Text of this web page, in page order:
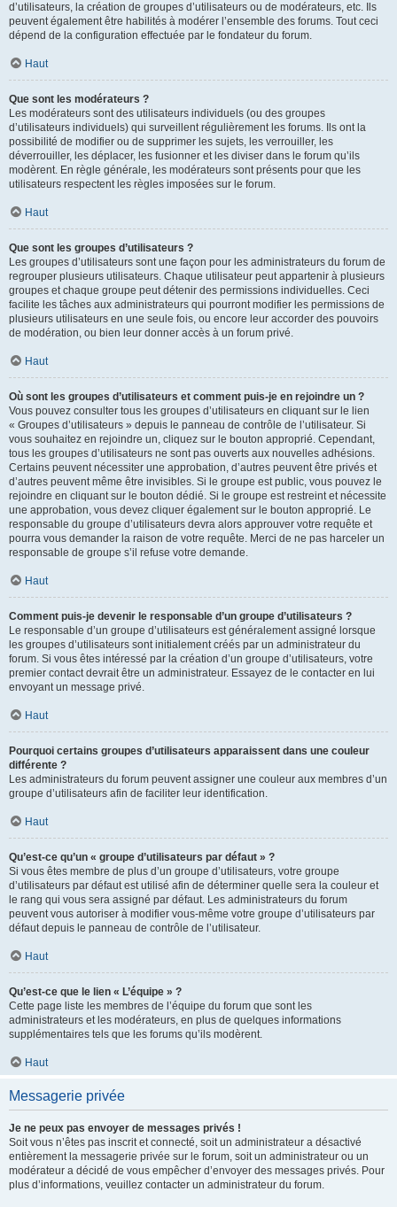
d’utilisateurs, la création de groupes d’utilisateurs ou de modérateurs, etc. Ils
peuvent également être habilités à modérer l’ensemble des forums. Tout ceci
dépend de la configuration effectuée par le fondateur du forum.
Haut
Que sont les modérateurs ?
Les modérateurs sont des utilisateurs individuels (ou des groupes
d’utilisateurs individuels) qui surveillent régulièrement les forums. Ils ont la
possibilité de modifier ou de supprimer les sujets, les verrouiller, les
déverrouiller, les déplacer, les fusionner et les diviser dans le forum qu’ils
modèrent. En règle générale, les modérateurs sont présents pour que les
utilisateurs respectent les règles imposées sur le forum.
Haut
Que sont les groupes d’utilisateurs ?
Les groupes d’utilisateurs sont une façon pour les administrateurs du forum de
regrouper plusieurs utilisateurs. Chaque utilisateur peut appartenir à plusieurs
groupes et chaque groupe peut détenir des permissions individuelles. Ceci
facilite les tâches aux administrateurs qui pourront modifier les permissions de
plusieurs utilisateurs en une seule fois, ou encore leur accorder des pouvoirs
de modération, ou bien leur donner accès à un forum privé.
Haut
Où sont les groupes d’utilisateurs et comment puis-je en rejoindre un ?
Vous pouvez consulter tous les groupes d’utilisateurs en cliquant sur le lien
« Groupes d’utilisateurs » depuis le panneau de contrôle de l’utilisateur. Si
vous souhaitez en rejoindre un, cliquez sur le bouton approprié. Cependant,
tous les groupes d’utilisateurs ne sont pas ouverts aux nouvelles adhésions.
Certains peuvent nécessiter une approbation, d’autres peuvent être privés et
d’autres peuvent même être invisibles. Si le groupe est public, vous pouvez le
rejoindre en cliquant sur le bouton dédié. Si le groupe est restreint et nécessite
une approbation, vous devez cliquer également sur le bouton approprié. Le
responsable du groupe d’utilisateurs devra alors approuver votre requête et
pourra vous demander la raison de votre requête. Merci de ne pas harceler un
responsable de groupe s’il refuse votre demande.
Haut
Comment puis-je devenir le responsable d’un groupe d’utilisateurs ?
Le responsable d’un groupe d’utilisateurs est généralement assigné lorsque
les groupes d’utilisateurs sont initialement créés par un administrateur du
forum. Si vous êtes intéressé par la création d’un groupe d’utilisateurs, votre
premier contact devrait être un administrateur. Essayez de le contacter en lui
envoyant un message privé.
Haut
Pourquoi certains groupes d’utilisateurs apparaissent dans une couleur
différente ?
Les administrateurs du forum peuvent assigner une couleur aux membres d’un
groupe d’utilisateurs afin de faciliter leur identification.
Haut
Qu’est-ce qu’un « groupe d’utilisateurs par défaut » ?
Si vous êtes membre de plus d’un groupe d’utilisateurs, votre groupe
d’utilisateurs par défaut est utilisé afin de déterminer quelle sera la couleur et
le rang qui vous sera assigné par défaut. Les administrateurs du forum
peuvent vous autoriser à modifier vous-même votre groupe d’utilisateurs par
défaut depuis le panneau de contrôle de l’utilisateur.
Haut
Qu’est-ce que le lien « L’équipe » ?
Cette page liste les membres de l’équipe du forum que sont les
administrateurs et les modérateurs, en plus de quelques informations
supplémentaires tels que les forums qu’ils modèrent.
Haut
Messagerie privée
Je ne peux pas envoyer de messages privés !
Soit vous n’êtes pas inscrit et connecté, soit un administrateur a désactivé
entièrement la messagerie privée sur le forum, soit un administrateur ou un
modérateur a décidé de vous empêcher d’envoyer des messages privés. Pour
plus d’informations, veuillez contacter un administrateur du forum.